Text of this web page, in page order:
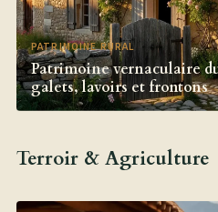
PATRIMOINE RURAL
Patrimoine vernaculaire
galets, lavoirs et frontons
Terroir & Agriculture